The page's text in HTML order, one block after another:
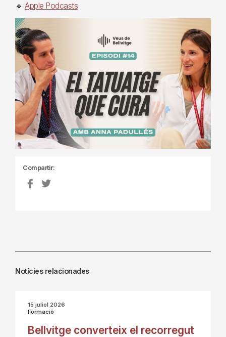
🔹 Apple Podcasts
Compartir:
Notícies relacionades
15 juliol 2026
Formació
Bellvitge converteix el recorregut